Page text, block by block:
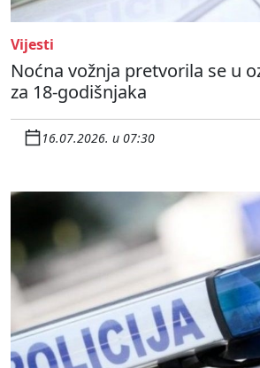
Vijesti
Noćna vožnja pretvorila se u
za 18-godišnjaka
16.07.2026. u 07:30